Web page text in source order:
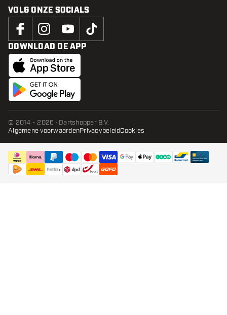
VOLG ONZE SOCIALS
DOWNLOAD DE APP
© 2014 - 2026 · Dartshopper B.V.
Algemene voorwaardenPrivacybeleidCookies